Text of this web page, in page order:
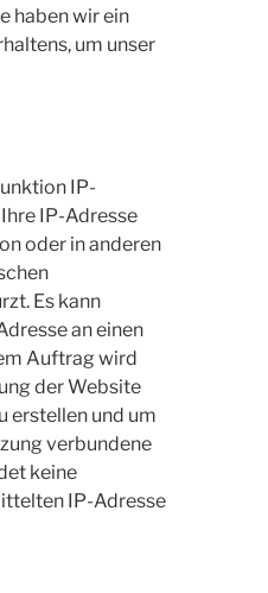
haben wir ein
um unser
IP-
IP-Adresse
oder in anderen
Es kann
an einen
Auftrag wird
der Website
erstellen und um
verbundene
keine
IP-Adresse